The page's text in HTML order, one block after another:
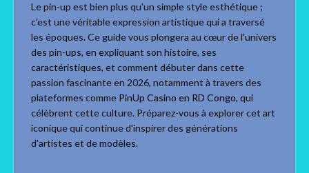
Le pin-up est bien plus qu'un simple style esthétique ;
c'est une véritable expression artistique qui a traversé
les époques. Ce guide vous plongera au cœur de l'univers
des pin-ups, en expliquant son histoire, ses
caractéristiques, et comment débuter dans cette
passion fascinante en 2026, notamment à travers des
plateformes comme PinUp Casino en RD Congo, qui
célèbrent cette culture. Préparez-vous à explorer cet art
iconique qui continue d'inspirer des générations
d'artistes et de modèles.